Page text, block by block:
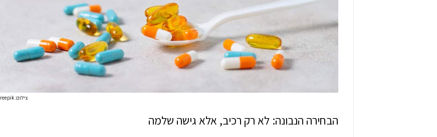
צילום: freepik
הבחירה הנבונה: לא רק רכיב, אלא גישה שלמה